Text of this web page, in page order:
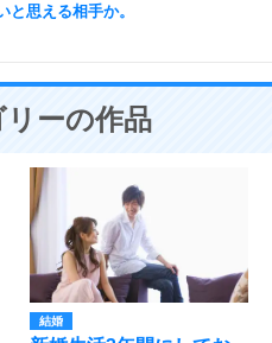
と思える相手か。
リーの作品
結婚